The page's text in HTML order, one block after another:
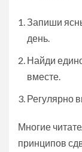
Запиши
день.
Найди
вместе.
Регулярно
Многие
принципов